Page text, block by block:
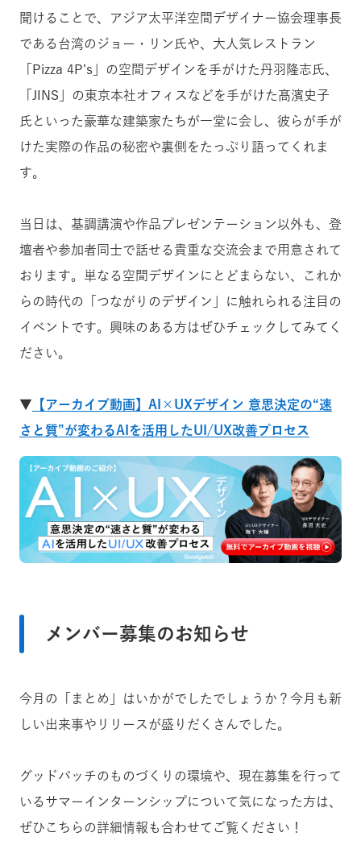
聞けることで、アジア太平洋空間デザイナー協会理事長
である台湾のジョー・リン氏や、大人気レストラン
「Pizza 4P’s」の空間デザインを手がけた丹羽隆志氏、
「JINS」の東京本社オフィスなどを手がけた髙濱史子
氏といった豪華な建築家たちが一堂に会し、彼らが手が
けた実際の作品の秘密や裏側をたっぷり語ってくれま
す。
当日は、基調講演や作品プレゼンテーション以外も、登
壇者や参加者同士で話せる貴重な交流会まで用意されて
おります。
単なる空間デザインにとどまらない、これか
らの時代の「つながりのデザイン」に触れられる注目の
イベントです。興味のある方はぜひチェックしてみてく
ださい。
▼ 【アーカイブ動画】AI×UXデザイン 意思決定の“速
さと質”が変わるAIを活用したUI/UX改善プロセス
メンバー募集のお知らせ
今月の「まとめ」はいかがでしたでしょうか？今月も新
しい出来事やリリースが盛りだくさんでした。
グッドパッチのものづくりの環境や、現在募集を行って
いるサマーインターンシップについて気になった方は、
ぜひこちらの詳細情報も合わせてご覧ください！